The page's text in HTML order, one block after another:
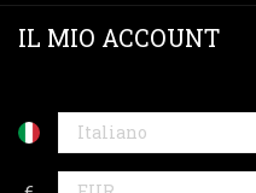
IL MIO ACCOUNT